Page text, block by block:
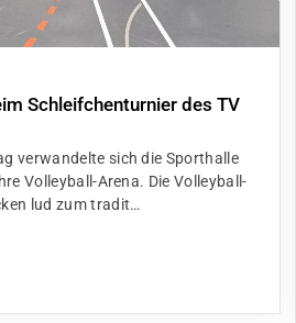
Schleifchenturnier des TV
verwandelte sich die Sporthalle
Volleyball-Arena. Die Volleyball-
lud zum tradit…